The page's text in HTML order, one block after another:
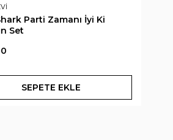
Parti Zamanı İyi Ki
Set
SEPETE EKLE